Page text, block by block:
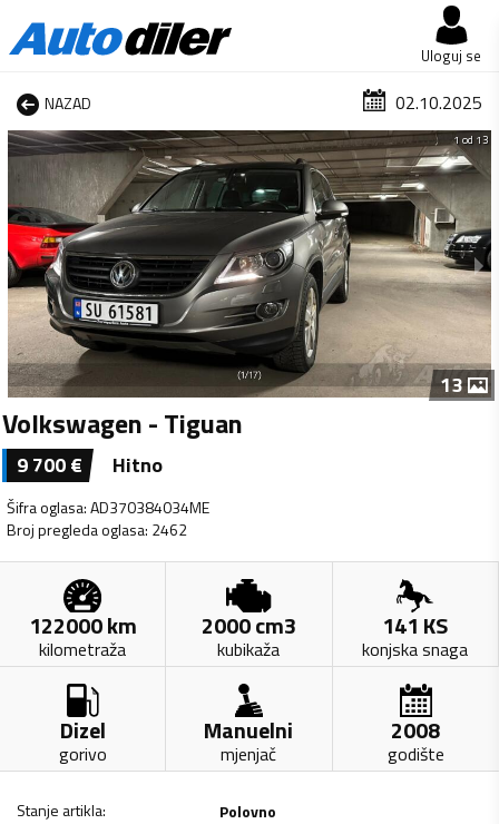
Uloguj se
NAZAD 02.10.2025
1 od 13
13
Volkswagen - Tiguan
9 700€ Hitno
Šifra oglasa:AD370384034ME
Broj pregleda oglasa: 2462
122000km
kilometraža
2000cm3
kubikaža
141 KS
konjska snaga
Dizel
gorivo
Manuelni
mjenjač
2008
godište
Stanje artikla:
Polovno